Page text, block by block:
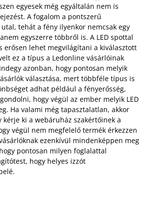
egyesek még egyáltalán nem is
A fogalom a pontszerű
tehát a fény ilyenkor nemcsak egy
egyszerre többről is. A LED spottal
erősen lehet megvilágítani a kiválasztott
ez a típus a Ledonline vásárlóinak
azonban, hogy pontosan melyik
választása, mert többféle típus is
adhat például a fényerősség,
hogy végül az ember melyik LED
Ha valami még tapasztalatlan, akkor
kérje ki a webáruház szakértőinek a
végül nem megfelelő termék érkezzen
ezenkívül mindenképpen meg
pontosan milyen foglalattal
hogy helyes izzót